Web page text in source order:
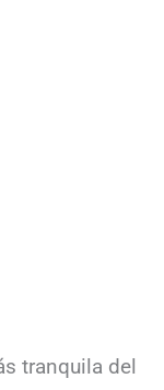
tranquila del